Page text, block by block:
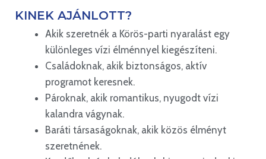
KINEK AJÁNLOTT?
Akik szeretnék a Körös-parti nyaralást egy
különleges vízi élménnyel kiegészíteni.
Családoknak, akik biztonságos, aktív
programot keresnek.
Pároknak, akik romantikus, nyugodt vízi
kalandra vágynak.
Baráti társaságoknak, akik közös élményt
szeretnének.